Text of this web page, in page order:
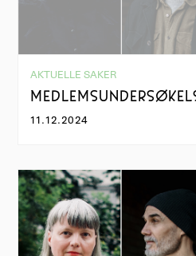
AKTUELLE SAKER
11.12.2024